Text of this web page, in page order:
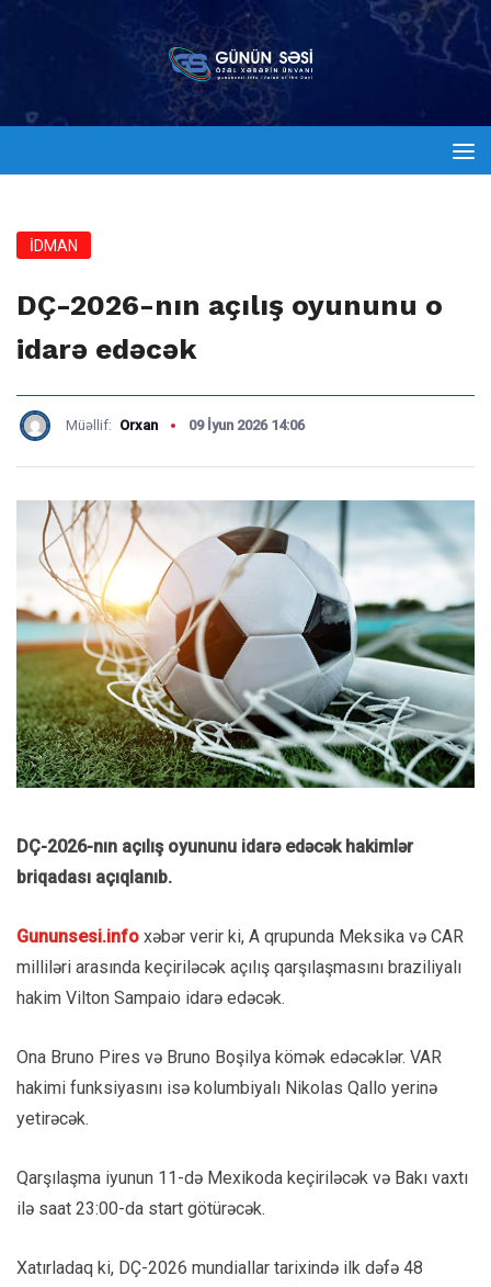
İDMAN
DÇ-2026-nın açılış oyununu o
idarə edəcək
Müəllif: Orxan 09 İyun 2026 14:06
DÇ-2026-nın açılış oyununu idarə edəcək hakimlər
briqadası açıqlanıb.
Gununsesi.info xəbər verir ki, A qrupunda Meksika və CAR
milliləri arasında keçiriləcək açılış qarşılaşmasını braziliyalı
hakim Vilton Sampaio idarə edəcək.
Ona Bruno Pires və Bruno Boşilya kömək edəcəklər. VAR
hakimi funksiyasını isə kolumbiyalı Nikolas Qallo yerinə
yetirəcək.
Qarşılaşma iyunun 11-də Mexikoda keçiriləcək və Bakı vaxtı
ilə saat 23:00-da start götürəcək.
Xatırladaq ki, DÇ-2026 mundiallar tarixində ilk dəfə 48